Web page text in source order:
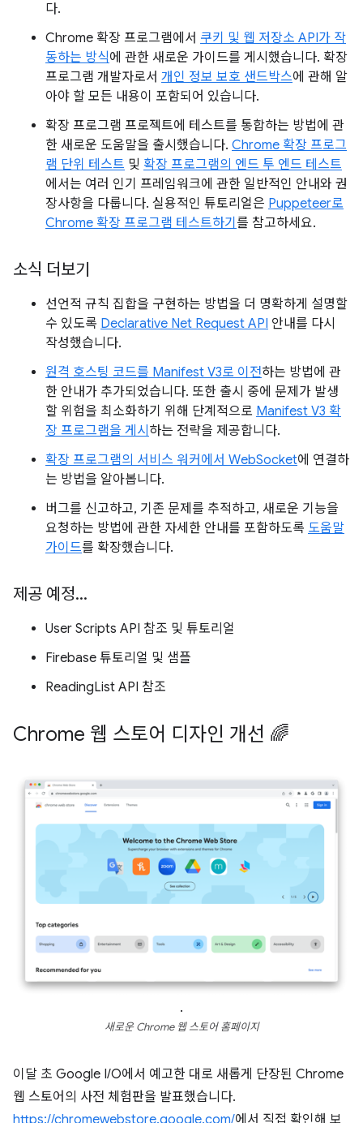
다.
Chrome 확장 프로그램에서 쿠키 및 웹 저장소 API가 작
동하는 방식에 관한 새로운 가이드를 게시했습니다. 확장
프로그램 개발자로서 개인 정보 보호 샌드박스에 관해 알
아야 할 모든 내용이 포함되어 있습니다.
확장 프로그램 프로젝트에 테스트를 통합하는 방법에 관
한 새로운 도움말을 출시했습니다. Chrome 확장 프로그
램 단위 테스트 및 확장 프로그램의 엔드 투 엔드 테스트
에서는 여러 인기 프레임워크에 관한 일반적인 안내와 권
장사항을 다룹니다. 실용적인 튜토리얼은 Puppeteer로
Chrome 확장 프로그램 테스트하기 를 참고하세요.
소식 더보기
선언적 규칙 집합을 구현하는 방법을 더 명확하게 설명할
수 있도록 Declarative Net Request API 안내를 다시
작성했습니다.
원격 호스팅 코드를 Manifest V3로 이전하는 방법에 관
한 안내가 추가되었습니다. 또한 출시 중에 문제가 발생
할 위험을 최소화하기 위해 단계적으로 Manifest V3 확
장 프로그램을 게시 하는 전략을 제공합니다.
확장 프로그램의 서비스 워커에서 WebSocket에 연결하
는 방법을 알아봅니다.
버그를 신고하고, 기존 문제를 추적하고, 새로운 기능을
요청하는 방법에 관한 자세한 안내를 포함하도록 도움말
가이드를 확장했습니다.
제공 예정...
User Scripts API 참조 및 튜토리얼
Firebase 튜토리얼 및 샘플
ReadingList API 참조
Chrome 웹 스토어 디자인 개선 🌈
.
새로운 Chrome 웹 스토어 홈페이지
이달 초 Google I/O에서 예고한 대로 새롭게 단장된 Chrome
웹 스토어의 사전 체험판을 발표했습니다.